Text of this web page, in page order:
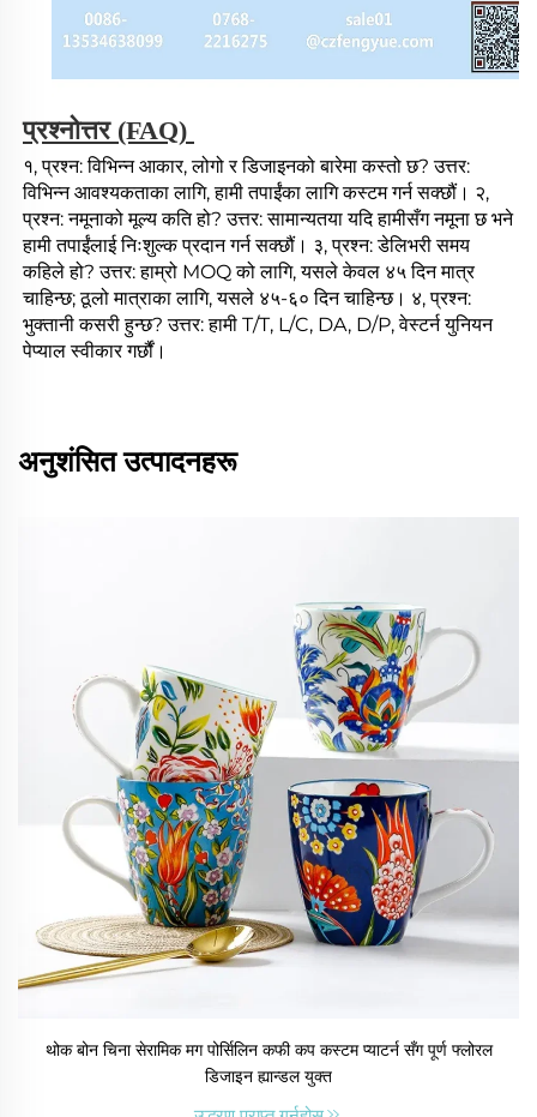
प्रश्नोत्तर (FAQ)
१, प्रश्न: विभिन्न आकार, लोगो र डिजाइनको बारेमा कस्तो छ? उत्तर:
विभिन्न आवश्यकताका लागि, हामी तपाईंका लागि कस्टम गर्न सक्छौं। २,
प्रश्न: नमूनाको मूल्य कति हो? उत्तर: सामान्यतया यदि हामीसँग नमूना छ भने
हामी तपाईंलाई निःशुल्क प्रदान गर्न सक्छौं। ३, प्रश्न: डेलिभरी समय
कहिले हो? उत्तर: हाम्रो MOQ को लागि, यसले केवल ४५ दिन मात्र
चाहिन्छ; ठूलो मात्राका लागि, यसले ४५-६० दिन चाहिन्छ। ४, प्रश्न:
भुक्तानी कसरी हुन्छ? उत्तर: हामी T/T, L/C, DA, D/P, वेस्टर्न युनियन
पेप्याल स्वीकार गर्छौं।
अनुशंसित उत्पादनहरू
थोक बोन चिना सेरामिक मग पोर्सिलिन कफी कप कस्टम प्याटर्न सँग पूर्ण फ्लोरल
डिजाइन ह्यान्डल युक्त